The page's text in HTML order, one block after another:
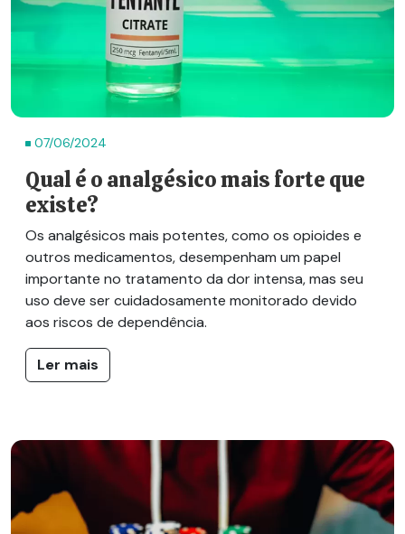
07/06/2024
Qual é o analgésico mais forte que
existe?
Os analgésicos mais potentes, como os opioides e
outros medicamentos, desempenham um papel
importante no tratamento da dor intensa, mas seu
uso deve ser cuidadosamente monitorado devido
aos riscos de dependência.
Ler mais